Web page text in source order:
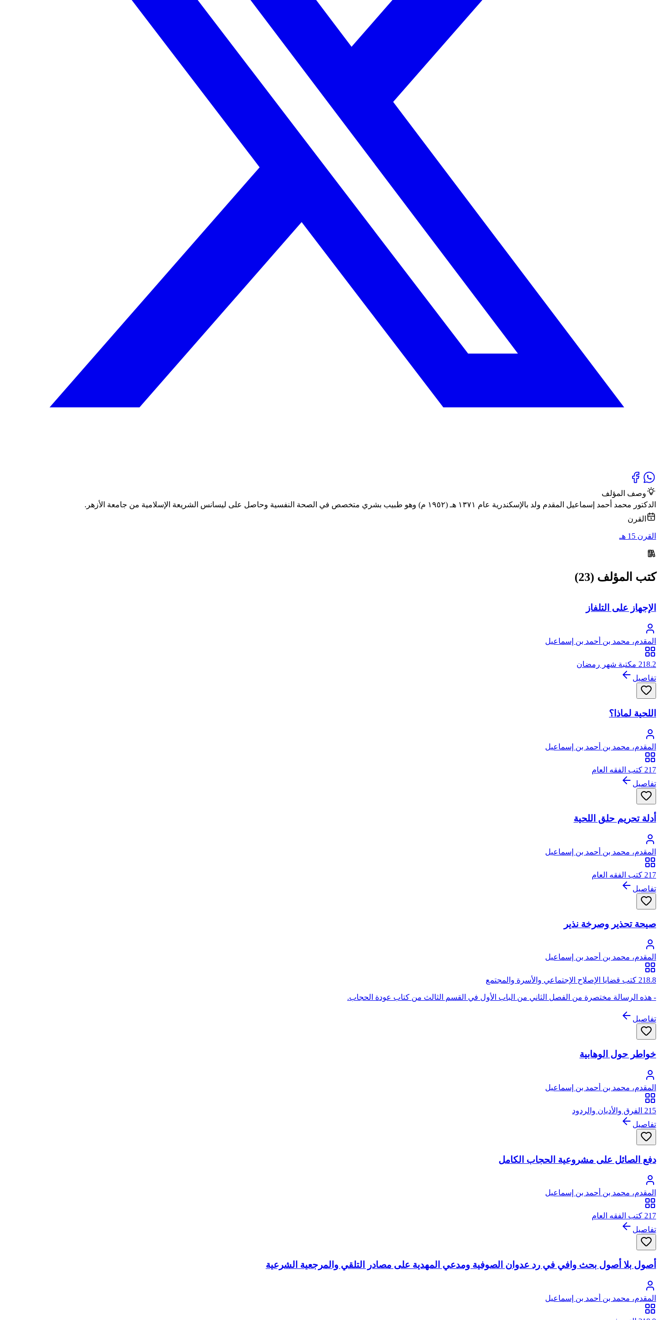
وصف المؤلف
الدكتور محمد أحمد إسماعيل المقدم ولد بالإسكندرية عام ١٣٧١ هـ (١٩٥٢ م) وهو طبيب بشري متخصص في الصحة النفسية وحاصل على ليسانس الشريعة الإسلامية من جامعة الأزهر.
القرن
القرن 15 هـ
كتب المؤلف (23)
الإجهاز على التلفاز
المقدم، محمد بن أحمد بن إسماعيل
218.2 مكتبة شهر رمضان
تفاصيل
اللحية لماذا؟
المقدم، محمد بن أحمد بن إسماعيل
217 كتب الفقه العام
تفاصيل
أدلة تحريم حلق اللحية
المقدم، محمد بن أحمد بن إسماعيل
217 كتب الفقه العام
تفاصيل
صيحة تحذير وصرخة نذير
المقدم، محمد بن أحمد بن إسماعيل
218.8 كتب قضايا الإصلاح الإجتماعي والأسرة والمجتمع
- هذه الرسالة مختصرة من الفصل الثاني من الباب الأول في القسم الثالث من كتاب عودة الحجاب.
تفاصيل
خواطر حول الوهابية
المقدم، محمد بن أحمد بن إسماعيل
215 الفرق والأديان والردود
تفاصيل
دفع الصائل على مشروعية الحجاب الكامل
المقدم، محمد بن أحمد بن إسماعيل
217 كتب الفقه العام
تفاصيل
أصول بلا أصول بحث وافي في رد عدوان الصوفية ومدعي المهدية على مصادر التلقي والمرجعية الشرعية
المقدم، محمد بن أحمد بن إسماعيل